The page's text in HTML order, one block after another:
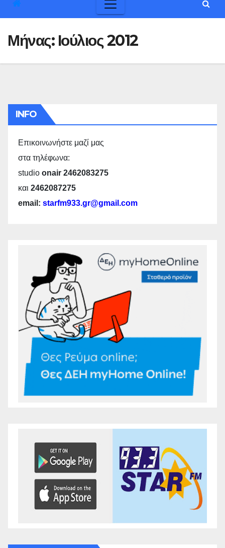
Μήνας: Ιούλιος 2012
INFO
Επικοινωνήστε μαζί μας
στα τηλέφωνα:
studio onair 2462083275
και 2462087275
email: starfm933.gr@gmail.com